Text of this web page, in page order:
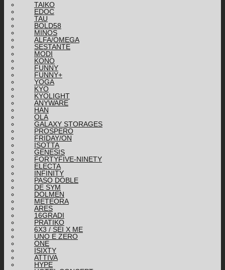
TAIKO
EDOC
TAU
BOLD58
MINOS
ALFA/OMEGA
SESTANTE
MODI
KONO
FUNNY
FUNNY+
YOGA
KYO
KYOLIGHT
ANYWARE
HAN
OLA
GALAXY STORAGES
PROSPERO
FRIDAY/ON
ISOTTA
GENESIS
FORTYFIVE-NINETY
ELECTA
INFINITY
PASO DOBLE
DE SYM
DOLMEN
METEORA
ARES
16GRADI
PRATIKO
6X3 / SEI X ME
UNO E ZERO
ONE
ISIXTY
ATTIVA
HYPE